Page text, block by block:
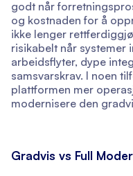
godt når
og kostnaden for å
ikke lenger
risikabelt når systemer
arbeidsflyter, dype
samsvarskrav. I noen
plattformen mer
modernisere den
Gradvis vs Full